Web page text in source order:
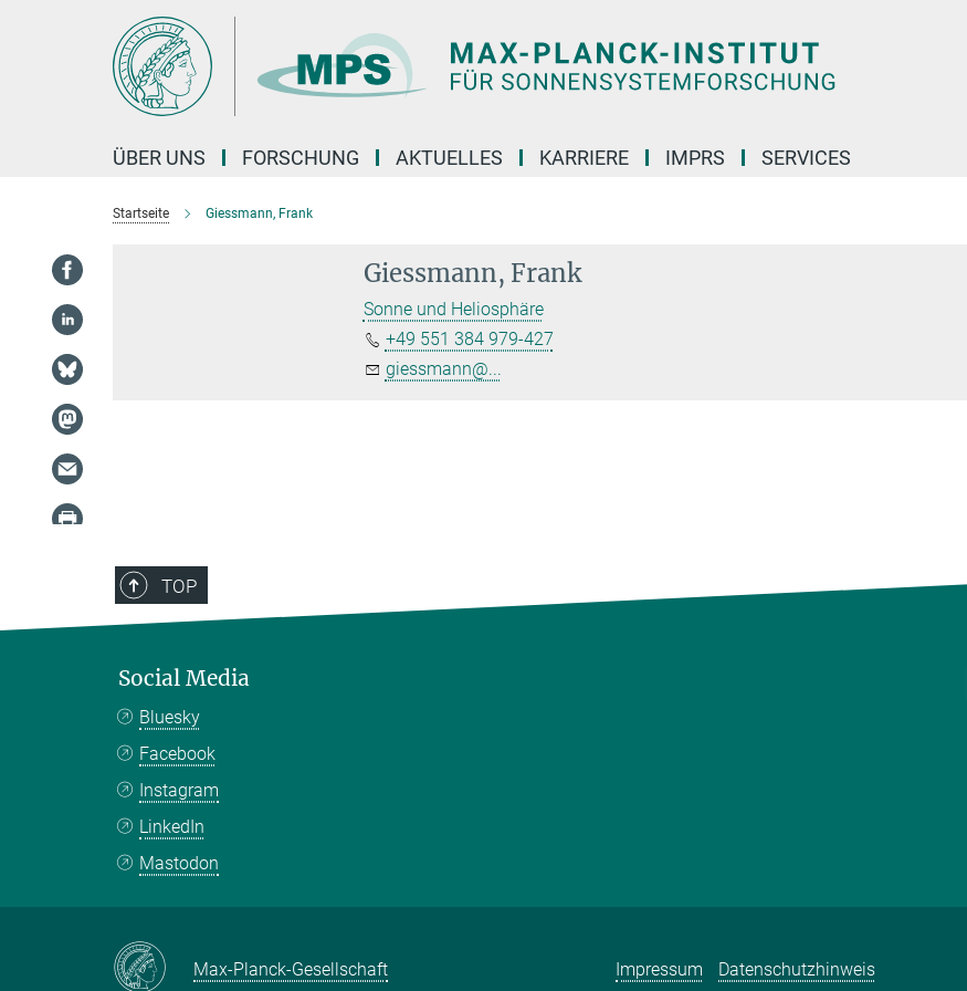
ÜBER UNS FORSCHUNG AKTUELLES KARRIERE IMPRS SERVICES
Startseite Giessmann, Frank
Giessmann, Frank
Sonne und Heliosphäre
+49 551 384 979-427
giessmann@...
TOP
Social Media
Bluesky
Facebook
Instagram
LinkedIn
Mastodon
Max-Planck-Gesellschaft Impressum Datenschutzhinweis